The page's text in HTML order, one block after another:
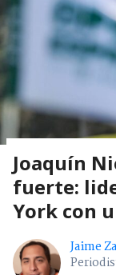
Joaquín
fuerte:
York con
Jaime